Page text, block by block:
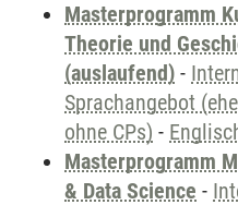
Masterprogramm
Theorie und
(auslaufend) -
Sprachangebot
ohne CPs) -
Masterprogramm
& Data Science -